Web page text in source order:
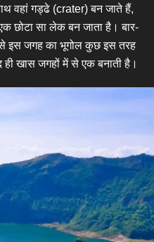
वहां गड्ढे (crater) बन जाते हैं,
छोटा सा लेक बन जाता है। बार-
से इस जगह का भूगोल कुछ इस तरह
ही खास जगहों में से एक बनाती है।